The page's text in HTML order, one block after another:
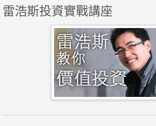
雷浩斯投資實戰講座